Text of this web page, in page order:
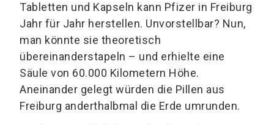
Tabletten und Kapseln kann Pfizer in Freiburg
Jahr für Jahr herstellen. Unvorstellbar? Nun,
man könnte sie theoretisch
übereinanderstapeln – und erhielte eine
Säule von 60.000 Kilometern Höhe.
Aneinander gelegt würden die Pillen aus
Freiburg anderthalbmal die Erde umrunden.